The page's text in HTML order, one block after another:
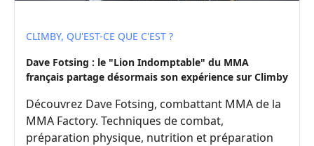
CLIMBY, QU'EST-CE QUE C'EST ?
Dave Fotsing : le "Lion Indomptable" du MMA
français partage désormais son expérience sur Climby
Découvrez Dave Fotsing, combattant MMA de la
MMA Factory. Techniques de combat,
préparation physique, nutrition et préparation